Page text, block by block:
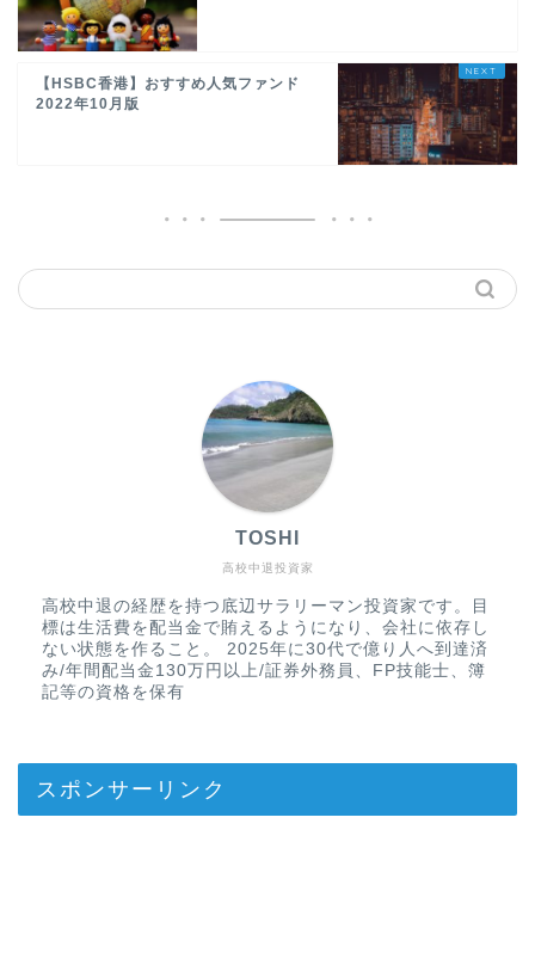
【HSBC香港】おすすめ人気ファンド
2022年10月版
高校中退投資家
TOSHI
高校中退の経歴を持つ底辺サラリーマン投資家です。目
標は生活費を配当金で賄えるようになり、会社に依存し
ない状態を作ること。 2025年に30代で億り人へ到達済
み/年間配当金130万円以上/証券外務員、FP技能士、簿
記等の資格を保有
スポンサーリンク